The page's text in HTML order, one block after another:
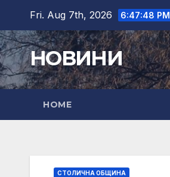
content
Fri. Aug 7th, 2026 6:47:49 PM
НОВИНИ
HOME
СТОЛИЧНА ОБЩИНА